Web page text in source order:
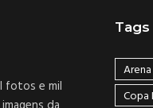
fotos e mil
Tags
Arena
Copa